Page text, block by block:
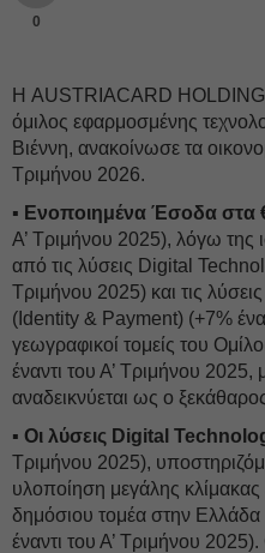
0
Η AUSTRIACARD
όμιλος εφαρμοσμένης
Βιέννη, ανακοίνωσε τα
Τριμήνου 2026.
▪ Ενοποιημένα Έσοδα στα
Α’ Τριμήνου 2025), λόγω
από τις λύσεις Digital
Τριμήνου 2025) και τις
(Identity & Payment) (+7%
γεωγραφικοί τομείς του
έναντι του Α’ Τριμήνου
αναδεικνύεται ως ο
▪ Οι λύσεις Digital
Τριμήνου 2025),
υλοποίηση μεγάλης
δημόσιου τομέα στην
έναντι του Α’ Τριμήνου